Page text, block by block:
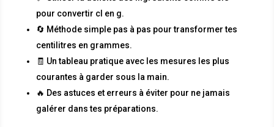
pour convertir cl en g.
🔄 Méthode simple pas à pas pour transformer tes
centilitres en grammes.
🧾 Un tableau pratique avec les mesures les plus
courantes à garder sous la main.
🔥 Des astuces et erreurs à éviter pour ne jamais
galérer dans tes préparations.